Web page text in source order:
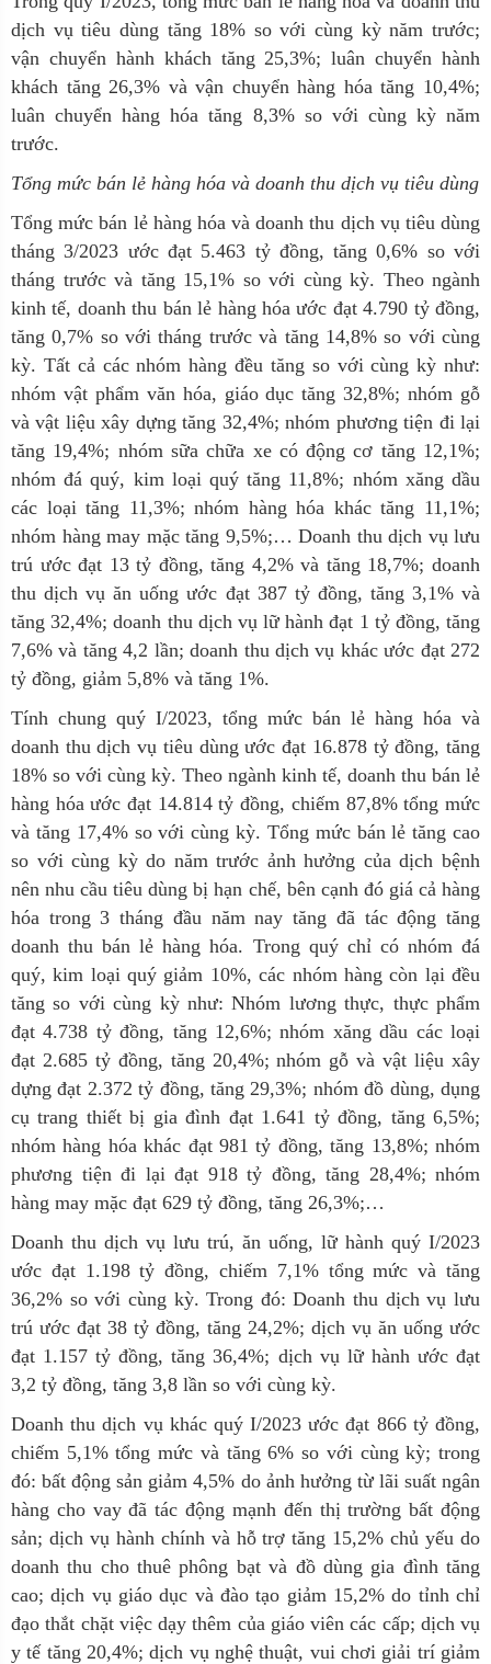
dịch vụ tiêu dùng tăng 18% so với cùng kỳ năm trước;
vận chuyển hành khách tăng 25,3%; luân chuyển hành
khách tăng 26,3% và vận chuyển hàng hóa tăng 10,4%;
luân chuyển hàng hóa tăng 8,3% so với cùng kỳ năm
trước.
Tổng mức bán lẻ hàng hóa và doanh thu dịch vụ tiêu dùng
Tổng mức bán lẻ hàng hóa và doanh thu dịch vụ tiêu dùng
tháng 3/2023 ước đạt 5.463 tỷ đồng, tăng 0,6% so với
tháng trước và tăng 15,1% so với cùng kỳ. Theo ngành
kinh tế, doanh thu bán lẻ hàng hóa ước đạt 4.790 tỷ đồng,
tăng 0,7% so với tháng trước và tăng 14,8% so với cùng
kỳ. Tất cả các nhóm hàng đều tăng so với cùng kỳ như:
nhóm vật phẩm văn hóa, giáo dục tăng 32,8%; nhóm gỗ
và vật liệu xây dựng tăng 32,4%; nhóm phương tiện đi lại
tăng 19,4%; nhóm sữa chữa xe có động cơ tăng 12,1%;
nhóm đá quý, kim loại quý tăng 11,8%; nhóm xăng dầu
các loại tăng 11,3%; nhóm hàng hóa khác tăng 11,1%;
nhóm hàng may mặc tăng 9,5%;… Doanh thu dịch vụ lưu
trú ước đạt 13 tỷ đồng, tăng 4,2% và tăng 18,7%; doanh
thu dịch vụ ăn uống ước đạt 387 tỷ đồng, tăng 3,1% và
tăng 32,4%; doanh thu dịch vụ lữ hành đạt 1 tỷ đồng, tăng
7,6% và tăng 4,2 lần; doanh thu dịch vụ khác ước đạt 272
tỷ đồng, giảm 5,8% và tăng 1%.
Tính chung quý I/2023, tổng mức bán lẻ hàng hóa và
doanh thu dịch vụ tiêu dùng ước đạt 16.878 tỷ đồng, tăng
18% so với cùng kỳ. Theo ngành kinh tế, doanh thu bán lẻ
hàng hóa ước đạt 14.814 tỷ đồng, chiếm 87,8% tổng mức
và tăng 17,4% so với cùng kỳ. Tổng mức bán lẻ tăng cao
so với cùng kỳ do năm trước ảnh hưởng của dịch bệnh
nên nhu cầu tiêu dùng bị hạn chế, bên cạnh đó giá cả hàng
hóa trong 3 tháng đầu năm nay tăng đã tác động tăng
doanh thu bán lẻ hàng hóa. Trong quý chỉ có nhóm đá
quý, kim loại quý giảm 10%, các nhóm hàng còn lại đều
tăng so với cùng kỳ như: Nhóm lương thực, thực phẩm
đạt 4.738 tỷ đồng, tăng 12,6%; nhóm xăng dầu các loại
đạt 2.685 tỷ đồng, tăng 20,4%; nhóm gỗ và vật liệu xây
dựng đạt 2.372 tỷ đồng, tăng 29,3%; nhóm đồ dùng, dụng
cụ trang thiết bị gia đình đạt 1.641 tỷ đồng, tăng 6,5%;
nhóm hàng hóa khác đạt 981 tỷ đồng, tăng 13,8%; nhóm
phương tiện đi lại đạt 918 tỷ đồng, tăng 28,4%; nhóm
hàng may mặc đạt 629 tỷ đồng, tăng 26,3%;…
Doanh thu dịch vụ lưu trú, ăn uống, lữ hành quý I/2023
ước đạt 1.198 tỷ đồng, chiếm 7,1% tổng mức và tăng
36,2% so với cùng kỳ. Trong đó: Doanh thu dịch vụ lưu
trú ước đạt 38 tỷ đồng, tăng 24,2%; dịch vụ ăn uống ước
đạt 1.157 tỷ đồng, tăng 36,4%; dịch vụ lữ hành ước đạt
3,2 tỷ đồng, tăng 3,8 lần so với cùng kỳ.
Doanh thu dịch vụ khác quý I/2023 ước đạt 866 tỷ đồng,
chiếm 5,1% tổng mức và tăng 6% so với cùng kỳ; trong
đó: bất động sản giảm 4,5% do ảnh hưởng từ lãi suất ngân
hàng cho vay đã tác động mạnh đến thị trường bất động
sản; dịch vụ hành chính và hỗ trợ tăng 15,2% chủ yếu do
doanh thu cho thuê phông bạt và đồ dùng gia đình tăng
cao; dịch vụ giáo dục và đào tạo giảm 15,2% do tỉnh chỉ
đạo thắt chặt việc dạy thêm của giáo viên các cấp; dịch vụ
y tế tăng 20,4%; dịch vụ nghệ thuật, vui chơi giải trí giảm